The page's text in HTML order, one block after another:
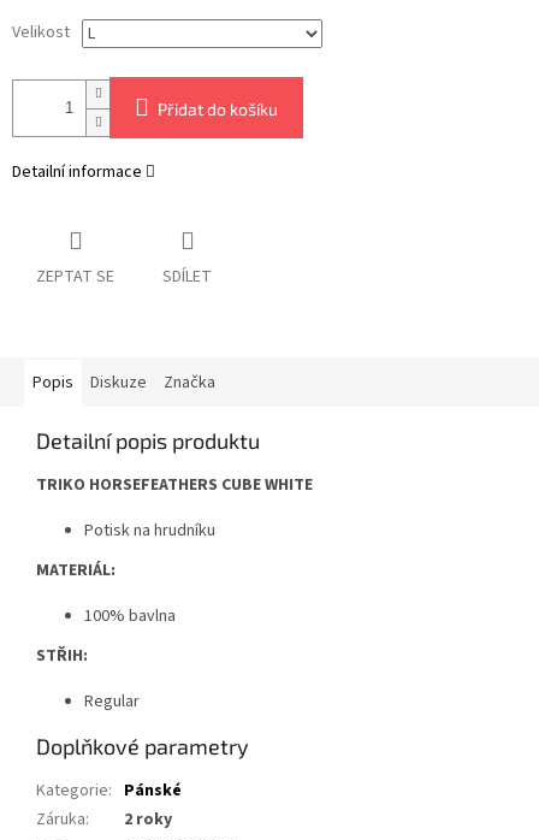
Velikost
Přidat do košíku
Detailní informace
ZEPTAT SE SDÍLET
Popis Diskuze Značka
Detailní popis produktu
TRIKO HORSEFEATHERS CUBE WHITE
Potisk na hrudníku
MATERIÁL:
100% bavlna
STŘIH:
Regular
Doplňkové parametry
Kategorie: Pánské
Záruka:
2 roky